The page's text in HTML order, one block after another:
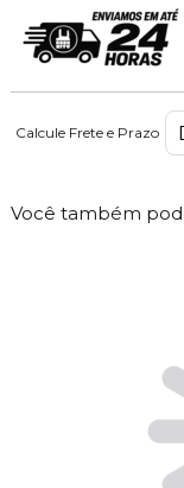
Calcule Frete e Prazo
Você também